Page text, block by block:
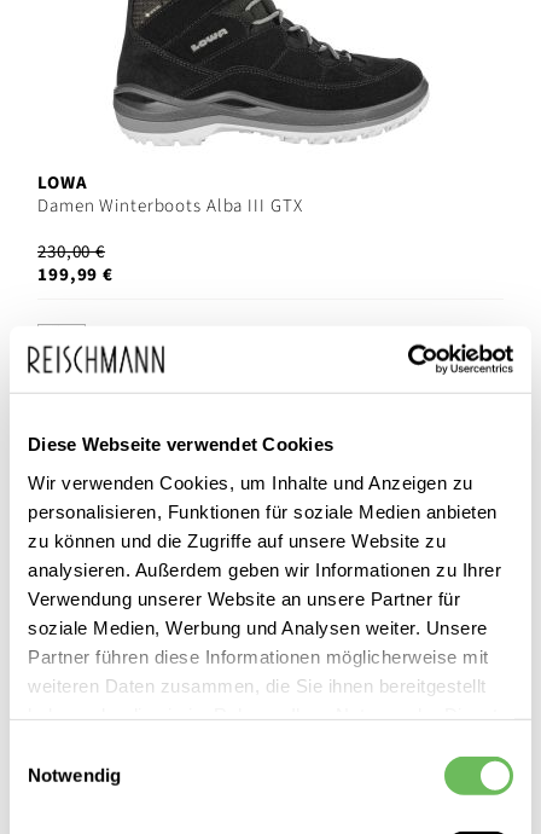
Diese Webseite verwendet Cookies
Wir verwenden Cookies, um Inhalte und Anzeigen zu
personalisieren, Funktionen für soziale Medien anbieten
zu können und die Zugriffe auf unsere Website zu
analysieren. Außerdem geben wir Informationen zu Ihrer
Verwendung unserer Website an unsere Partner für
soziale Medien, Werbung und Analysen weiter. Unsere
Partner führen diese Informationen möglicherweise mit
weiteren Daten zusammen, die Sie ihnen bereitgestellt
Notwendig
LOWA
Damen Winterboots Alba III GTX
230,00 €
199,99 €